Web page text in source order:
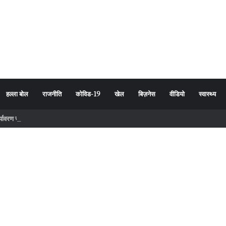
हल्ला बोल राजनीति कोविड-19 खेल बिज़नेस वीडियो स्वास्थ्य
संरक्षण का दिया संदेश